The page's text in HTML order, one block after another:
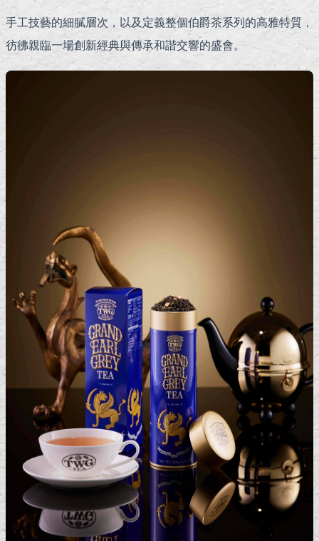
手工技藝的細膩層次，以及定義整個伯爵茶系列的高雅特質，
彷彿親臨一場創新經典與傳承和諧交響的盛會。